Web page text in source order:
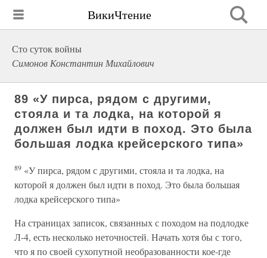
ВикиЧтение
Сто суток войны
Симонов Константин Михайлович
89 «У пирса, рядом с другими,
стояла и та лодка, на которой я
должен был идти в поход. Это была
большая лодка крейсерского типа»
89 «У пирса, рядом с другими, стояла и та лодка, на
которой я должен был идти в поход. Это была большая
лодка крейсерского типа»
На страницах записок, связанных с походом на подлодке
Л-4, есть несколько неточностей. Начать хотя бы с того,
что я по своей сухопутной необразованности кое-где